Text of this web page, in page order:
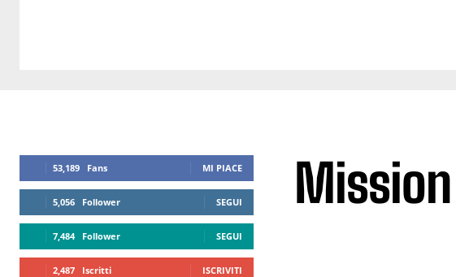
53,189 Fans MI PIACE
5,056 Follower SEGUI
7,484 Follower SEGUI
2,487 Iscritti ISCRIVITI